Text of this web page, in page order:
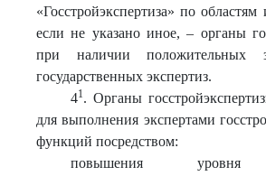
«Госстройэкспертиза» по
если не указано иное, – органы
при наличии положительных
государственных экспертиз.
41. Органы
для выполнения экспертами
функций посредством:
повышения уровня